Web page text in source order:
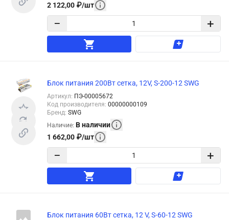
2 122,00 ₽/шт
− +
Блок питания 200Вт сетка, 12V, S-200-12 SWG
Артикул: ПЭ-00005672
Код производителя: 00000000109
Бренд: SWG
Наличие: В наличии
1 662,00 ₽/шт
− +
Блок питания 60Вт сетка, 12 V, S-60-12 SWG